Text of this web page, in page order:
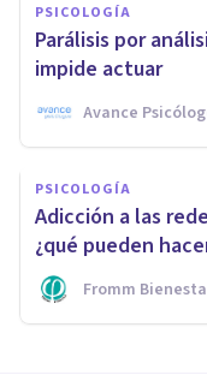
PSICOLOGÍA
Parálisis por
impide actuar
Avance
PSICOLOGÍA
Adicción a las
¿qué pueden
Fromm